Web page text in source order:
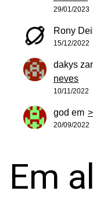
29/01/2023
Rony
15/12/2022
dakys
neves
10/11/2022
god em
20/09/2022
Em